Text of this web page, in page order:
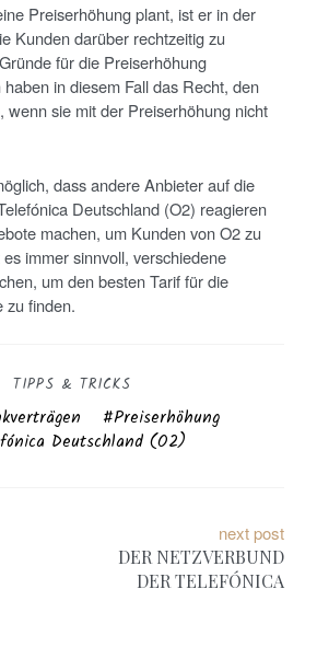
Preiserhöhung plant, ist er in der
Kunden darüber rechtzeitig zu
für die Preiserhöhung
in diesem Fall das Recht, den
wenn sie mit der Preiserhöhung nicht
dass andere Anbieter auf die
Deutschland (O2) reagieren
machen, um Kunden von O2 zu
immer sinnvoll, verschiedene
um den besten Tarif für die
zu finden.
TIPPS & TRICKS
Preiserhöhung
Deutschland (O2)
next post
DER NETZVERBUND
DER TELEFÓNICA